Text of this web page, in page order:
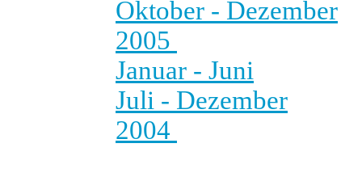
Oktober - Dezember
2005
Januar - Juni
Juli - Dezember
2004